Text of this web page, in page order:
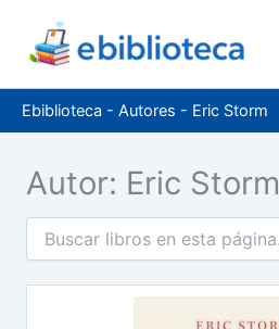
contenido
Ebiblioteca - Autores - Eric Storm
Autor: Eric Storm